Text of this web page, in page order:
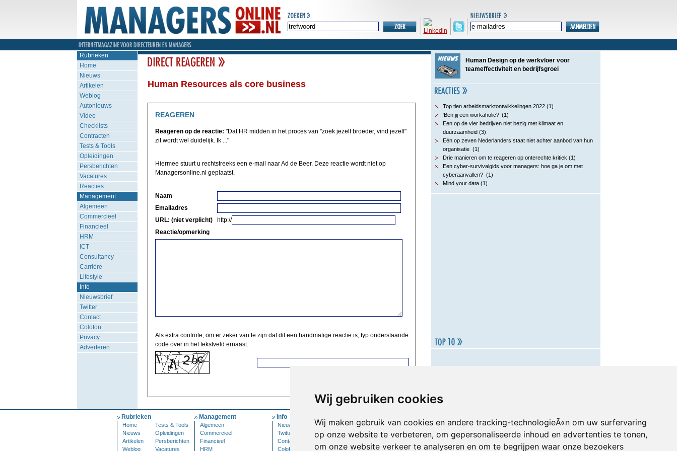
Wij gebruiken cookies
Wij maken gebruik van cookies en andere tracking-technologieÃ«n om uw surfervaring
op onze website te verbeteren, om gepersonaliseerde inhoud en advertenties te tonen,
om onze website verkeer te analyseren en om te begrijpen waar onze bezoekers
Rubrieken
Home
Nieuws
Artikelen
Weblog
Autonieuws
Video
Checklists
Contracten
Tests & Tools
Opleidingen
Persberichten
Vacatures
Reacties
Management
Algemeen
Commercieel
Financieel
HRM
ICT
Consultancy
Carrière
Lifestyle
Info
Nieuwsbrief
Twitter
Contact
Colofon
Privacy
Adverteren
Human Resources als core business
REAGEREN
Reageren op de reactie: "Dat HR midden in het proces van ''zoek jezelf broeder, vind jezelf''
zit wordt wel duidelijk. Ik ..."
Hiermee stuurt u rechtstreeks een e-mail naar Ad de Beer. Deze reactie wordt niet op
Managersonline.nl geplaatst.
Naam
Emailadres
URL: (niet verplicht)
http://
Reactie/opmerking
Als extra controle, om er zeker van te zijn dat dit een handmatige reactie is, typ onderstaande
code over in het tekstveld ernaast.
Human Design op de werkvloer voor
teameffectiviteit en bedrijfsgroei
Top tien arbeidsmarktontwikkelingen 2022 (1)
‘Ben jij een workaholic?’ (1)
Een op de vier bedrijven niet bezig met klimaat en
duurzaamheid (3)
Eén op zeven Nederlanders staat niet achter aanbod van hun
organisatie (1)
Drie manieren om te reageren op onterechte kritiek (1)
Een cyber-survivalgids voor managers: hoe ga je om met
cyberaanvallen? (1)
Mind your data (1)
Rubrieken
Home
Tests & Tools
Nieuws
Opleidingen
Artikelen
Persberichten
Weblog
Vacatures
Management
Algemeen
Commercieel
Financieel
HRM
Info
Nieuwsbrief
Twitter
Contact
Colofon
Inloggen